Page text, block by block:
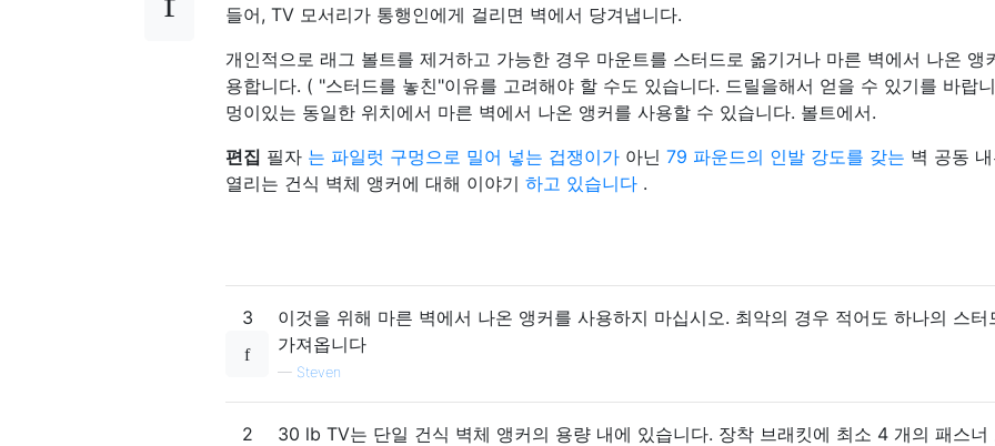
들어, TV 모서리가 통행인에게 걸리면 벽에서 당겨냅니다.
개인적으로 래그 볼트를 제거하고 가능한 경우 마운트를 스터드로 옮기거나 마른 벽에서 나온 앵
용합니다. ( "스터드를 놓친"이유를 고려해야 할 수도 있습니다. 드릴을해서 얻을 수 있기를 바랍
멍이있는 동일한 위치에서 마른 벽에서 나온 앵커를 사용할 수 있습니다. 볼트에서.
편집 필자 는 파일럿 구멍으로 밀어 넣는 겁쟁이가 아닌 79 파운드의 인발 강도를 갖는 벽 공동
열리는 건식 벽체 앵커에 대해 이야기 하고 있습니다 .
3
이것을 위해 마른 벽에서 나온 앵커를 사용하지 마십시오. 최악의 경우 적어도 하나의 스터
가져옵니다
— Steven
2
30 lb TV는 단일 건식 벽체 앵커의 용량 내에 있습니다. 장착 브래킷에 최소 4 개의 패스너